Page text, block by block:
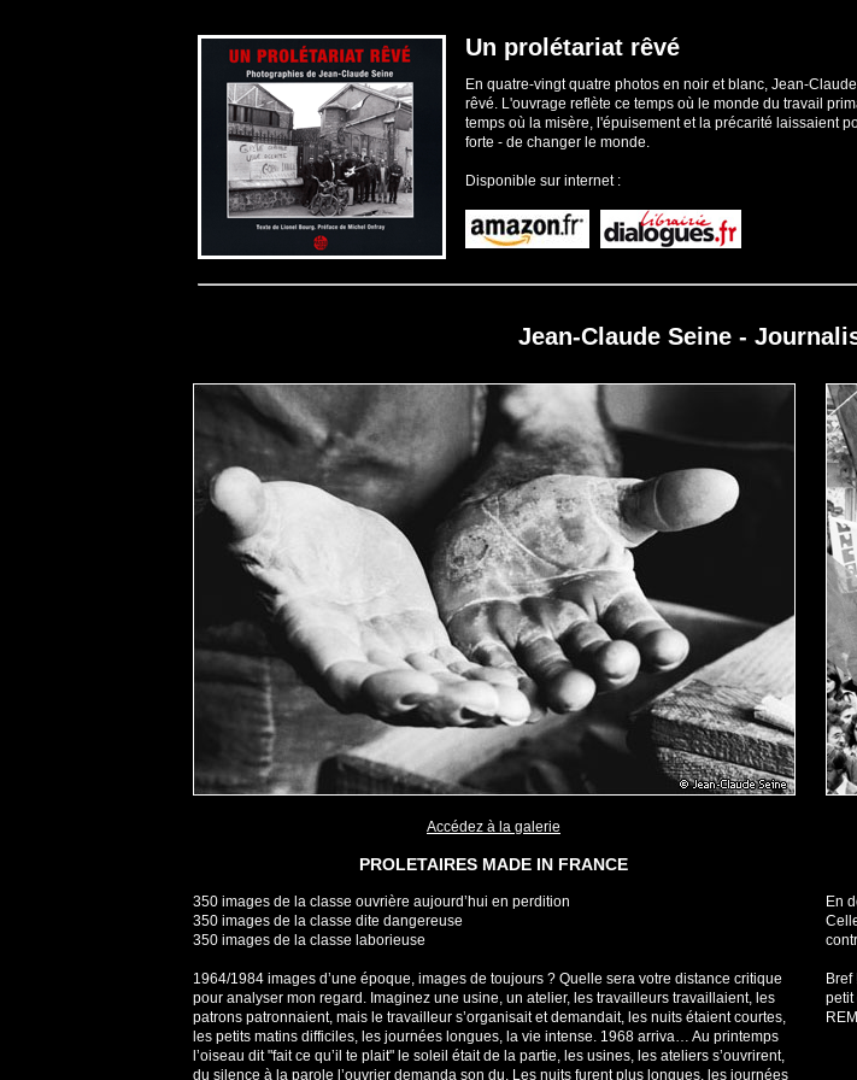
Un prolétariat rêvé
En quatre-vingt quatre photos en noir et blanc, Jean-
rêvé. L'ouvrage reflète ce temps où le monde du travail
temps où la misère, l'épuisement et la précarité laissaient
forte - de changer le monde.
Disponible sur internet :
Jean-Claude Seine -
Accédez à la galerie
PROLETAIRES MADE IN FRANCE
350 images de la classe ouvrière aujourd’hui en perdition
350 images de la classe dite dangereuse
350 images de la classe laborieuse
1964/1984 images d’une époque, images de toujours ? Quelle sera votre distance critique
pour analyser mon regard. Imaginez une usine, un atelier, les travailleurs travaillaient, les
patrons patronnaient, mais le travailleur s’organisait et demandait, les nuits étaient courtes,
les petits matins difficiles, les journées longues, la vie intense. 1968 arriva… Au printemps
l’oiseau dit "fait ce qu’il te plait" le soleil était de la partie, les usines, les ateliers s’ouvrirent,
du silence à la parole l’ouvrier demanda son du. Les nuits furent plus longues, les journées
En
Bref
petit